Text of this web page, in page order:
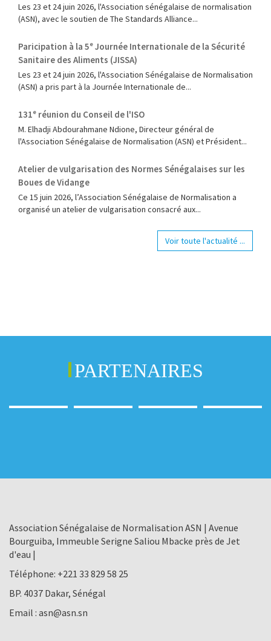
Les 23 et 24 juin 2026, l'Association sénégalaise de normalisation
(ASN), avec le soutien de The Standards Alliance...
Paricipation à la 5ᵉ Journée Internationale de la Sécurité
Sanitaire des Aliments (JISSA)
‎Les 23 et 24 juin 2026, l'Association Sénégalaise de Normalisation
(ASN) a pris part à la Journée Internationale de...
131ᵉ réunion du Conseil de l'ISO
M. Elhadji Abdourahmane Ndione, Directeur général de
l'Association Sénégalaise de Normalisation (ASN) et Président...
Atelier de vulgarisation des Normes Sénégalaises sur les
Boues de Vidange
Ce 15 juin 2026, l’Association Sénégalaise de Normalisation a
organisé un atelier de vulgarisation consacré aux...
Voir toute l'actualité ...
PARTENAIRES
Association Sénégalaise de Normalisation ASN | Avenue
Bourguiba, Immeuble Serigne Saliou Mbacke près de Jet
d'eau |
Téléphone: +221 33 829 58 25
BP. 4037 Dakar, Sénégal
Email : asn@asn.sn